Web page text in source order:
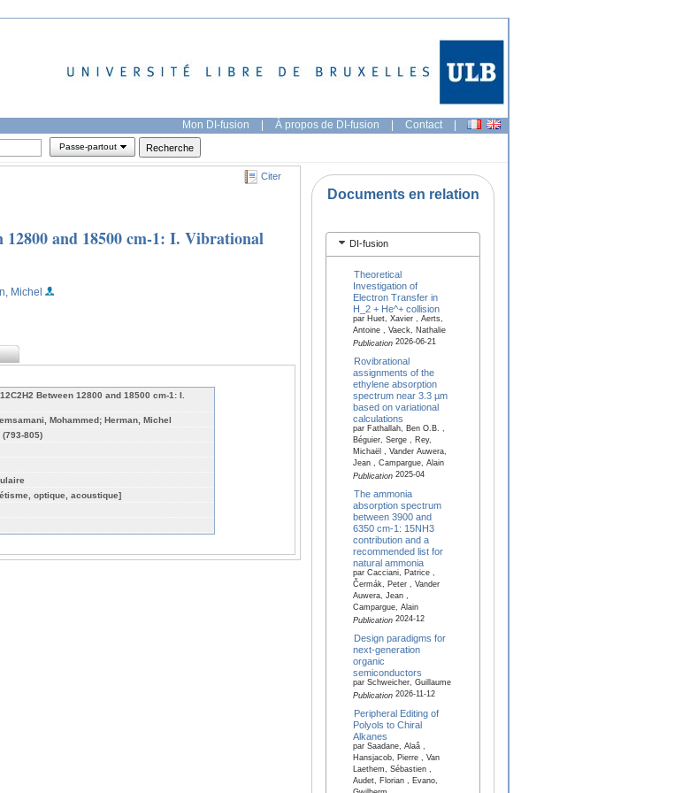
Mon DI-fusion | À propos de DI-fusion | Contact |
Passe-partout
Citer
and 18500 cm-1: I. Vibrational
Michel
Between 12800 and 18500 cm-1: I.
Mohammed; Herman, Michel
805)
optique, acoustique]
Documents en relation
DI-fusion
Theoretical
Investigation of
Electron Transfer in
H_2 + He^+ collision
par Huet, Xavier , Aerts,
Antoine , Vaeck, Nathalie
Publication2026-06-21
Rovibrational
assignments of the
ethylene absorption
spectrum near 3.3 µm
based on variational
calculations
par Fathallah, Ben O.B. ,
Béguier, Serge , Rey,
Michaël , Vander Auwera,
Jean , Campargue, Alain
Publication2025-04
The ammonia
absorption spectrum
between 3900 and
6350 cm-1: 15NH3
contribution and a
recommended list for
natural ammonia
par Cacciani, Patrice ,
Čermák, Peter , Vander
Auwera, Jean ,
Campargue, Alain
Publication2024-12
Design paradigms for
next-generation
organic
semiconductors
par Schweicher, Guillaume
Publication2026-11-12
Peripheral Editing of
Polyols to Chiral
Alkanes
par Saadane, Alaâ ,
Hansjacob, Pierre , Van
Laethem, Sébastien ,
Audet, Florian , Evano,